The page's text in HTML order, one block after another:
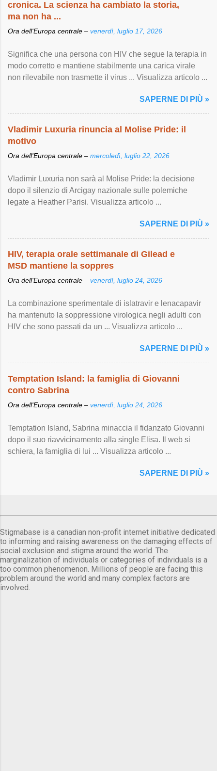
cronica. La scienza ha cambiato la storia,
ma non ha ...
Ora dell'Europa centrale – venerdì, luglio 17, 2026
Significa che una persona con HIV che segue la terapia in
modo corretto e mantiene stabilmente una carica virale
non rilevabile non trasmette il virus ... Visualizza articolo ...
SAPERNE DI PIÙ »
Vladimir Luxuria rinuncia al Molise Pride: il
motivo
Ora dell'Europa centrale – mercoledì, luglio 22, 2026
Vladimir Luxuria non sarà al Molise Pride: la decisione
dopo il silenzio di Arcigay nazionale sulle polemiche
legate a Heather Parisi. Visualizza articolo ...
SAPERNE DI PIÙ »
HIV, terapia orale settimanale di Gilead e
MSD mantiene la soppres
Ora dell'Europa centrale – venerdì, luglio 24, 2026
La combinazione sperimentale di islatravir e lenacapavir
ha mantenuto la soppressione virologica negli adulti con
HIV che sono passati da un ... Visualizza articolo ...
SAPERNE DI PIÙ »
Temptation Island: la famiglia di Giovanni
contro Sabrina
Ora dell'Europa centrale – venerdì, luglio 24, 2026
Temptation Island, Sabrina minaccia il fidanzato Giovanni
dopo il suo riavvicinamento alla single Elisa. Il web si
schiera, la famiglia di lui ... Visualizza articolo ...
SAPERNE DI PIÙ »
Stigmabase is a canadian non-profit internet initiative dedicated
to informing and raising awareness on the damaging effects of
social exclusion and stigma around the world. The
marginalization of individuals or categories of individuals is a
too common phenomenon. Millions of people are facing this
problem around the world and many complex factors are
involved.